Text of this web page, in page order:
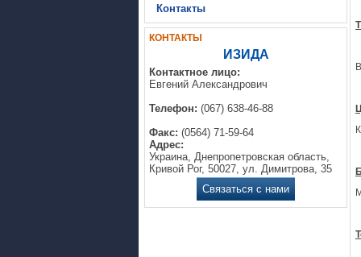
Контакты
КОНТАКТЫ
ИЗИДА
Контактное лицо:
Евгений Александрович
Телефон: (067) 638-46-88
Факс: (0564) 71-59-64
Адрес:
Украина, Днепропетровская область,
Кривой Рог, 50027, ул. Димитрова, 35
Связаться с нами